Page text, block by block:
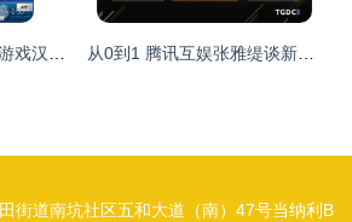
街道南坑社区五和大道（南）47号当纳利B